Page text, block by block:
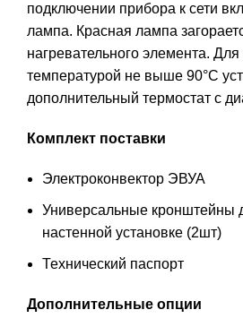
подключении прибора к сети
лампа. Красная лампа
нагревательного элемента. Для
температурой не выше 90°С
дополнительный термостат с
Комплект поставки
Электроконвектор ЭВУА
Универсальные кронштейны
настенной установке (2шт)
Технический паспорт
Дополнительные опции